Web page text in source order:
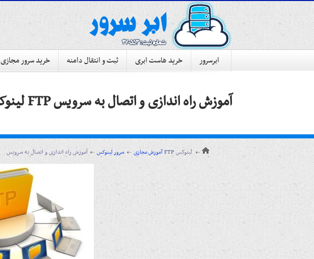
خرید سرور مجازی ثبت و انتقال دامنه خرید هاست ابری ابرسرور
آموزش راه اندازی و اتصال به سرویس FTP لینوکس
آموزش مجازی سرور لینوکس آموزش راه اندازی و اتصال به سرویس FTP لینوکس